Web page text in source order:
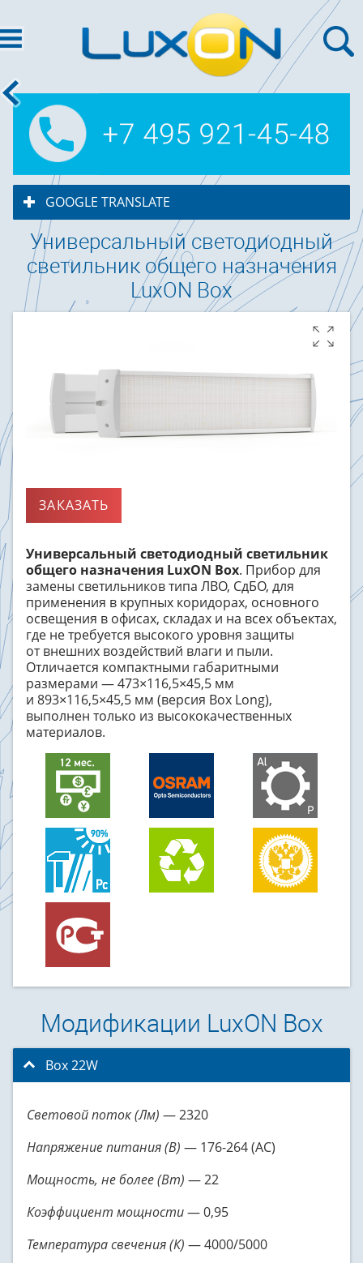
GOOGLE TRANSLATE
Универсальный светодиодный
светильник общего назначения
LuxON Box
ЗАКАЗАТЬ
Универсальный светодиодный светильник
общего назначения LuxON Box. Прибор для
замены светильников типа ЛВО, СдБО, для
применения в крупных коридорах, основного
освещения в офисах, складах и на всех объектах,
где не требуется высокого уровня защиты
от внешних воздействий влаги и пыли.
Отличается компактными габаритными
размерами — 473×116,5×45,5 мм
и 893×116,5×45,5 мм (версия Box Long),
выполнен только из высококачественных
материалов.
Модификации LuxON Box
Box 22W
Световой поток (Лм) — 2320
Напряжение питания (В) — 176-264 (AC)
Мощность, не более (Вт) — 22
Коэффициент мощности— 0,95
Температура свечения (К) — 4000/5000